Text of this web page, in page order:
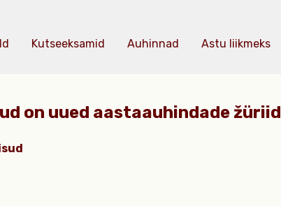
Kutseeksamid Auhinnad Astu liikmeks
on uued aastaauhindade žüriid